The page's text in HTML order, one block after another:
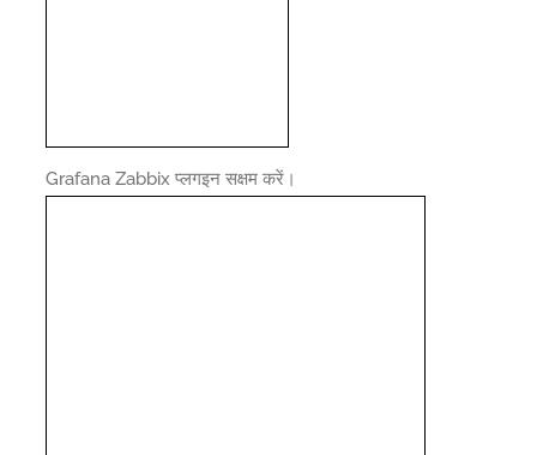
Grafana Zabbix प्लगइन सक्षम करें।